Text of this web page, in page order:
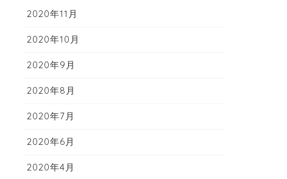
2020年11月
2020年10月
2020年9月
2020年8月
2020年7月
2020年6月
2020年4月